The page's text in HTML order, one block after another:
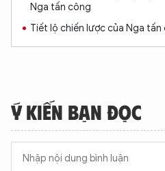
Nga tấn công
Tiết lộ chiến lược của Nga tấn
Ý KIẾN BẠN ĐỌC